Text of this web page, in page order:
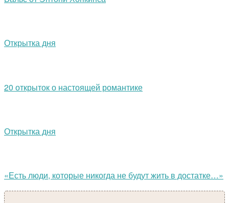
Открытка дня
20 открыток о настоящей романтике
Открытка дня
«Есть люди, которые никогда не будут жить в достатке…»